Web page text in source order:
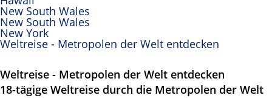
New South Wales
New South Wales
New York
Weltreise - Metropolen der Welt entdecken
Weltreise - Metropolen der Welt entdecken
18-tägige Weltreise durch die Metropolen der Welt